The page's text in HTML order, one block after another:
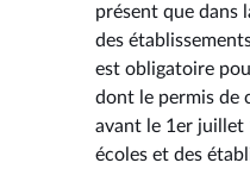
présent que dans
des
est obligatoire
dont le permis de
avant le 1er juillet
écoles et des